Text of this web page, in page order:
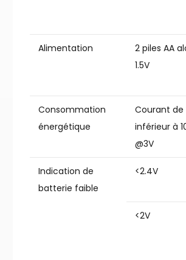
Alimentation
2 piles AA
1.5V
Consommation
énergétique
Courant de
inférieur à
@3V
Indication de
batterie faible
<2.4V
<2V